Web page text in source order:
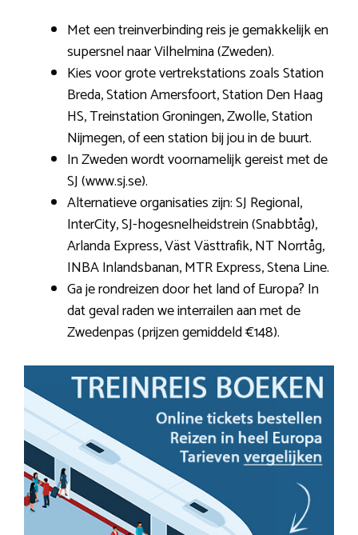
Met een treinverbinding reis je gemakkelijk en
supersnel naar Vilhelmina (Zweden).
Kies voor grote vertrekstations zoals Station
Breda, Station Amersfoort, Station Den Haag
HS, Treinstation Groningen, Zwolle, Station
Nijmegen, of een station bij jou in de buurt.
In Zweden wordt voornamelijk gereist met de
SJ (www.sj.se).
Alternatieve organisaties zijn: SJ Regional,
InterCity, SJ-hogesnelheidstrein (Snabbtåg),
Arlanda Express, Väst Västtrafik, NT Norrtåg,
INBA Inlandsbanan, MTR Express, Stena Line.
Ga je rondreizen door het land of Europa? In
dat geval raden we interrailen aan met de
Zwedenpas (prijzen gemiddeld €148).